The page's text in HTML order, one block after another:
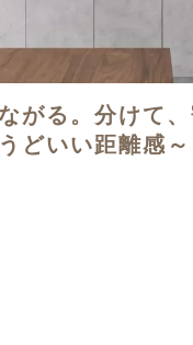
がる。分けて
どいい距離感～